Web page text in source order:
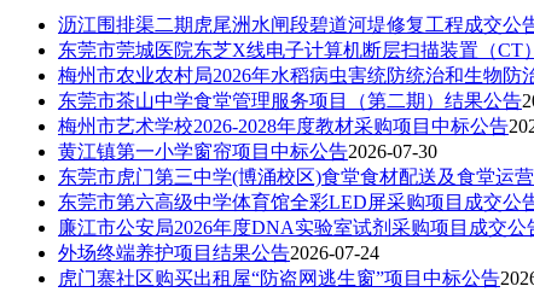
沥江围排渠二期虎尾洲水闸段碧道河堤修复工程成交公
东莞市莞城医院东芝X线电子计算机断层扫描装置（CT
梅州市农业农村局2026年水稻病虫害统防统治和生物防
东莞市茶山中学食堂管理服务项目（第二期）结果公告
梅州市艺术学校2026-2028年度教材采购项目中标公告
黄江镇第一小学窗帘项目中标公告2026-07-30
东莞市虎门第三中学(博涌校区)食堂食材配送及食堂运
东莞市第六高级中学体育馆全彩LED屏采购项目成交公
廉江市公安局2026年度DNA实验室试剂采购项目成交公
外场终端养护项目结果公告2026-07-24
虎门寨社区购买出租屋“防盗网逃生窗”项目中标公告